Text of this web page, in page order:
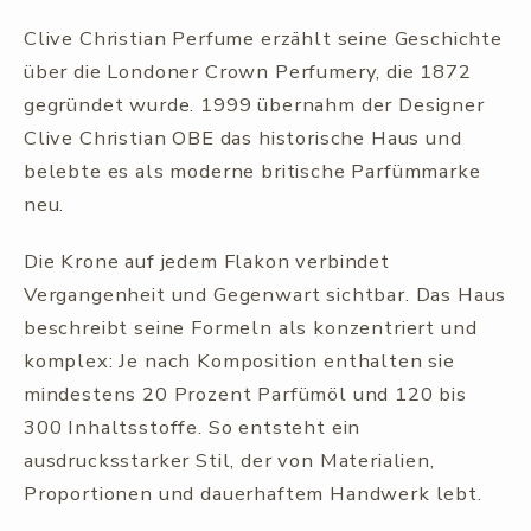
Clive Christian Perfume erzählt seine Geschichte
über die Londoner Crown Perfumery, die 1872
gegründet wurde. 1999 übernahm der Designer
Clive Christian OBE das historische Haus und
belebte es als moderne britische Parfümmarke
neu.
Die Krone auf jedem Flakon verbindet
Vergangenheit und Gegenwart sichtbar. Das Haus
beschreibt seine Formeln als konzentriert und
komplex: Je nach Komposition enthalten sie
mindestens 20 Prozent Parfümöl und 120 bis
300 Inhaltsstoffe. So entsteht ein
ausdrucksstarker Stil, der von Materialien,
Proportionen und dauerhaftem Handwerk lebt.